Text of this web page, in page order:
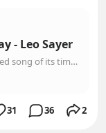
- Leo Sayer
One of the most requested song of its time. Personally, I think this is a classic. It is overwhelming to see so many people share my view. Please note this v...
31 36 2